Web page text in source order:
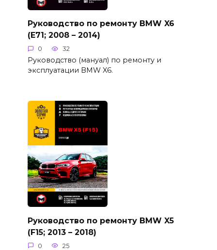
Руководство по ремонту BMW X6
(E71; 2008 – 2014)
0 32
Руководство (мануал) по ремонту и
эксплуатации BMW X6.
Руководство по ремонту BMW X5
(F15; 2013 – 2018)
0 25